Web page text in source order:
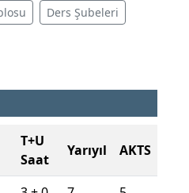
Ders Şubeleri
T+U
Saat
Yarıyıl AKTS